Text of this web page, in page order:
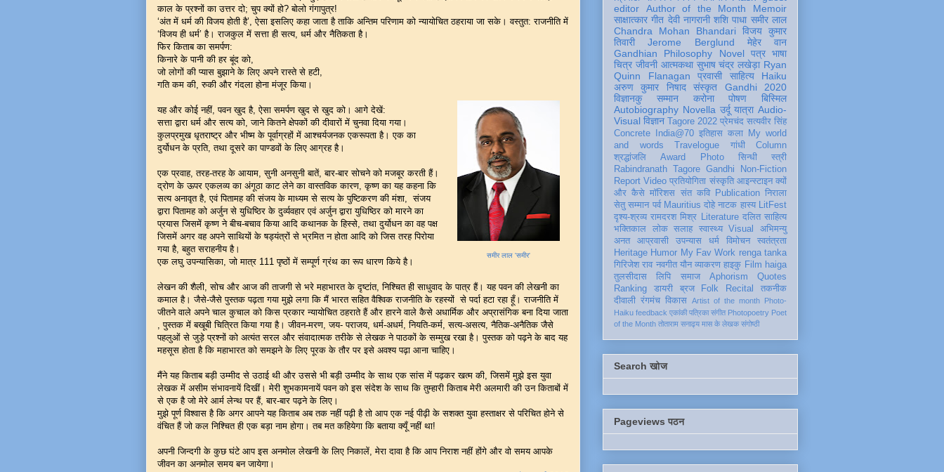
काल के प्रश्नों का उत्तर दो; चुप क्यों हो? बोलो गंगापुत्र!
‘अंत में धर्म की विजय होती है’, ऐसा इसलिए कहा जाता है ताकि अन्तिम परिणाम को न्यायोचित ठहराया जा सके। वस्तुत: राजनीति में
‘विजय ही धर्म’ है। राजकुल में सत्ता ही सत्य, धर्म और नैतिकता है।
फिर किताब का समर्पण:
किनारे के पानी की हर बूंद को,
जो लोगों की प्यास बुझाने के लिए अपने रास्ते से हटी,
गति कम की, रुकी और गंदला होना मंजूर किया।
समीर लाल 'समीर'
यह और कोई नहीं, पवन खुद है, ऐसा समर्पण खुद से खुद को। आगे देखें:
सत्ता द्वारा धर्म और सत्य को, जाने कितने क्षेपकों की दीवारों में चुनवा दिया गया।
कुलप्रमुख धृतराष्ट्र और भीष्म के पूर्वाग्रहों में आश्चर्यजनक एकरूपता है। एक का
दुर्योधन के प्रति, तथा दूसरे का पाण्डवों के लिए आग्रह है।
एक प्रवाह, तरह-तरह के आयाम, सुनी अनसुनी बातें, बार-बार सोचने को मजबूर करती हैं।
द्रोण के ऊपर एकलव्य का अंगूठा काट लेने का वास्तविक कारण, कृष्ण का यह कहना कि
सत्य अनावृत है, एवं पितामह की संजय के माध्यम से सत्य के पुष्टिकरण की मंशा, संजय
द्वारा पितामह को अर्जुन से युधिष्ठिर के दुर्व्यवहार एवं अर्जुन द्वारा युधिष्ठिर को मारने का
प्रयास जिसमें कृष्ण ने बीच-बचाव किया आदि कथानक के हिस्से, तथा दुर्योधन का वह पक्ष
जिसमें अगर वह अपने साथियों के षड्यंत्रों से भ्रमित न होता आदि को जिस तरह पिरोया
गया है, बहुत सराहनीय है।
एक लघु उपन्यासिका, जो मात्र 111 पृष्ठों में सम्पूर्ण ग्रंथ का रूप धारण किये है।
लेखन की शैली, सोच और आज की ताजगी से भरे महाभारत के दृष्टांत, निश्चित ही साधुवाद के पात्र हैं। यह पवन की लेखनी का
कमाल है। जैसे-जैसे पुस्तक पढ़ता गया मुझे लगा कि मैं भारत सहित वैश्विक राजनीति के रहस्यों से पर्दा हटा रहा हूँ। राजनीति में
जीतने वाले अपने चाल कुचाल को किस प्रकार न्यायोचित ठहराते हैं और हारने वाले कैसे अधार्मिक और अप्रासंगिक बना दिया जाता
, पुस्तक में बखूबी चित्रित किया गया है। जीवन-मरण, जय- पराजय, धर्म-अधर्म, नियति-कर्म, सत्य-असत्य, नैतिक-अनैतिक जैसे
पहलुओं से जुड़े प्रश्नों को अत्यंत सरल और संवादात्मक तरीके से लेखक ने पाठकों के सम्मुख रखा है। पुस्तक को पढ़ने के बाद यह
महसूस होता है कि महाभारत को समझने के लिए पूरक के तौर पर इसे अवश्य पढ़ा आना चाहिए।
मैंने यह किताब बड़ी उम्मीद से उठाई थी और उससे भी बड़ी उम्मीद के साथ एक सांस में पढ़कर खत्म की, जिसमें मुझे इस युवा
लेखक में असीम संभावनायें दिखीं। मेरी शुभकामनायें पवन को इस संदेश के साथ कि तुम्हारी किताब मेरी अलमारी की उन किताबों में
से एक है जो मेरे आर्म लेन्थ पर हैं, बार-बार पढ़ने के लिए।
मुझे पूर्ण विश्वास है कि अगर आपने यह किताब अब तक नहीं पढ़ी है तो आप एक नई पीढ़ी के सशक्त युवा हस्ताक्षर से परिचित होने से
वंचित हैं जो कल निश्चित ही एक बड़ा नाम होगा। तब मत कहियेगा कि बताया क्यूँ नहीं था!
अपनी जिन्दगी के कुछ घंटे आप इस अनमोल लेखनी के लिए निकालें, मेरा दावा है कि आप निराश नहीं होंगे और वो समय आपके
जीवन का अनमोल समय बन जायेगा।
editor
Author of the Month
Memoir
साक्षात्कार गीत देवी नागरानी शशि पाधा समीर लाल
Chandra Mohan Bhandari विजय कुमार
तिवारी
Jerome Berglund
मेहेर वान
Gandhian Philosophy
Novel पत्र भाषा
चित्र जीवनी आत्मकथा सुभाष चंद्र लखेड़ा Ryan
Quinn Flanagan
प्रवासी साहित्य
Haiku
अरुण कुमार निषाद
संस्कृत
Gandhi 2020
विज्ञानकु
सम्मान करोना पोषण
बिस्मिल
Autobiography Novella उर्दू यात्रा Audio-
Visual विज्ञान Tagore 2022 प्रेमचंद सत्यवीर सिंह
Concrete
India@70 इतिहास कला
My world
and words
Travelogue गांधी
Column
श्रद्धांजलि
Award Photo सिन्धी
स्त्री
Rabindranath Tagore Gandhi
Non-Fiction
Report Video प्रतियोगिता संस्कृति आइन्स्टाइन क्यों
और कैसे मॉरिशस संत कवि Publication निराला
सेतु सम्मान पर्व Mauritius दोहे नाटक हास्य LitFest
दृश्य-श्रव्य रामदरश मिश्र Literature दलित साहित्य
भक्तिकाल
लोक सलाह स्वास्थ्य Visual
अभिमन्यु
अनत
आप्रवासी उपन्यास धर्म विमोचन
स्वतंत्रता
Heritage Humor My Fav Work renga tanka
गिरिजेश राव नवगीत यौन व्याकरण हाइकु Film haiga
तुलसीदास
लिपि समाज Aphorism
Quotes
Ranking
डायरी ब्रज Folk Recital
तकनीक
दीवाली रंगमंच विकास Artist of the month Photo-
Haiku feedback एकांकी पत्रिका संगीत Photopoetry Poet
of the Month तोताराम सनाढ्य मास के लेखक संगोष्ठी
Search खोज
Pageviews पठन